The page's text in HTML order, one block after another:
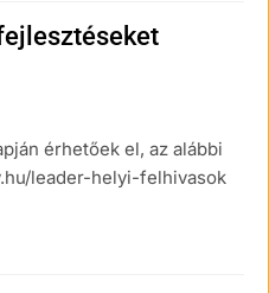
érhetőek el, az alábbi
leader-helyi-felhivasok